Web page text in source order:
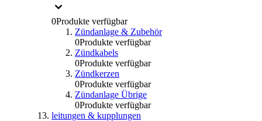
0Produkte verfügbar
Zündanlage & Zubehör
0Produkte verfügbar
Zündkabels
0Produkte verfügbar
Zündkerzen
0Produkte verfügbar
Zündanlage Übrige
0Produkte verfügbar
leitungen & kupplungen